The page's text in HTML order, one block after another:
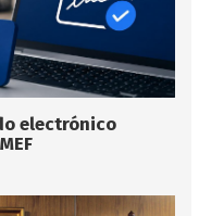
electrónico